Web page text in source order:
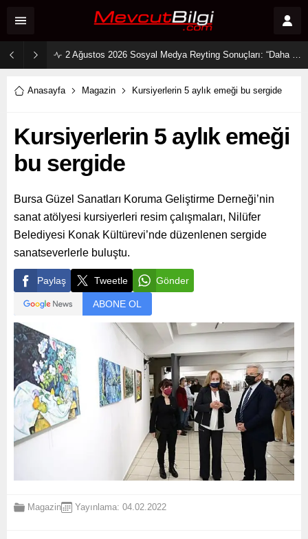
2 Ağustos 2026 Sosyal Medya Reyting Sonuçları: “Daha 17” Ekranlara Ambargo Koydu!
Anasayfa Magazin Kursiyerlerin 5 aylık emeği bu sergide
Kursiyerlerin 5 aylık emeği
bu sergide
Bursa Güzel Sanatları Koruma Geliştirme Derneği’nin
sanat atölyesi kursiyerleri resim çalışmaları, Nilüfer
Belediyesi Konak Kültürevi’nde düzenlenen sergide
sanatseverlerle buluştu.
Paylaş Tweetle Gönder
ABONE OL
Magazin Yayınlama: 04.02.2022